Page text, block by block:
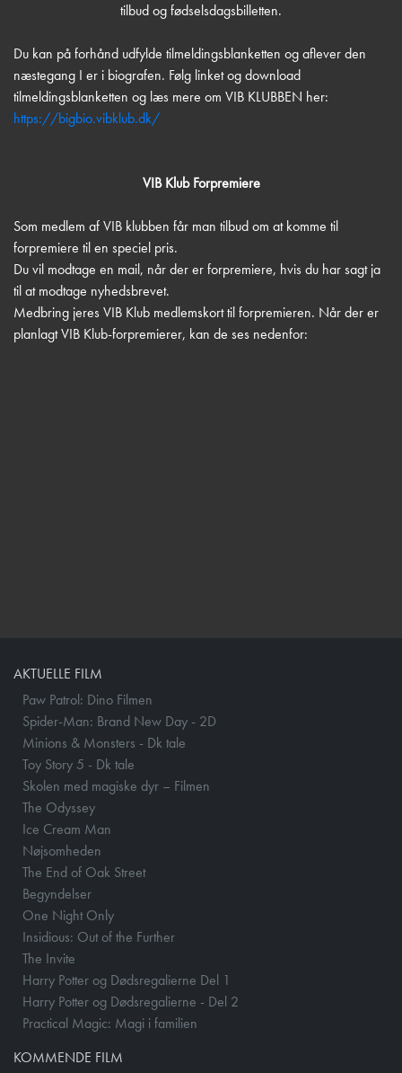
tilbud og fødselsdagsbilletten.
Du kan på forhånd udfylde tilmeldingsblanketten og aflever den
næstegang I er i biografen. Følg linket og download
tilmeldingsblanketten og læs mere om VIB KLUBBEN her:
https://bigbio.vibklub.dk/
VIB Klub Forpremiere
Som medlem af VIB klubben får man tilbud om at komme til
forpremiere til en speciel pris.
Du vil modtage en mail, når der er forpremiere, hvis du har sagt ja
til at modtage nyhedsbrevet.
Medbring jeres VIB Klub medlemskort til forpremieren. Når der er
planlagt VIB Klub-forpremierer, kan de ses nedenfor:
AKTUELLE FILM
Paw Patrol: Dino Filmen
Spider-Man: Brand New Day - 2D
Minions & Monsters - Dk tale
Toy Story 5 - Dk tale
Skolen med magiske dyr – Filmen
The Odyssey
Ice Cream Man
Nøjsomheden
The End of Oak Street
Begyndelser
One Night Only
Insidious: Out of the Further
The Invite
Harry Potter og Dødsregalierne Del 1
Harry Potter og Dødsregalierne - Del 2
Practical Magic: Magi i familien
KOMMENDE FILM